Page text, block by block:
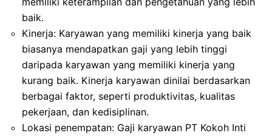
baik.
Kinerja: Karyawan yang memiliki kinerja yang baik
biasanya mendapatkan gaji yang lebih tinggi
daripada karyawan yang memiliki kinerja yang
kurang baik. Kinerja karyawan dinilai berdasarkan
berbagai faktor, seperti produktivitas, kualitas
pekerjaan, dan kedisiplinan.
Lokasi penempatan: Gaji karyawan PT Kokoh Inti